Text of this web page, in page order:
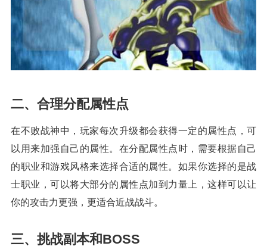
二、合理分配属性点
在不败战神中，玩家每次升级都会获得一定的属性点，可
以用来加强自己的属性。在分配属性点时，需要根据自己
的职业和游戏风格来选择合适的属性。如果你选择的是战
士职业，可以将大部分的属性点加到力量上，这样可以让
你的攻击力更强，更适合近战战斗。
三、挑战副本和BOSS